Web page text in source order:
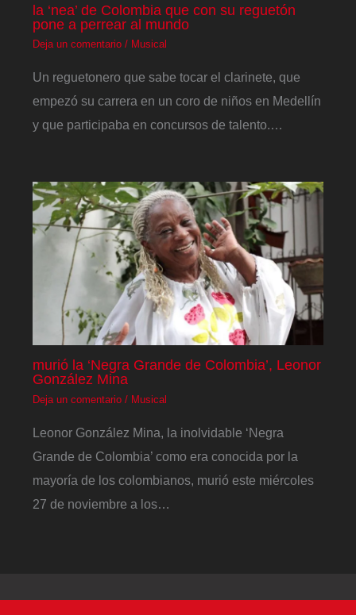
la ‘nea’ de Colombia que con su reguetón
pone a perrear al mundo
Deja un comentario / Musical
Un reguetonero que sabe tocar el clarinete, que
empezó su carrera en un coro de niños en Medellín
y que participaba en concursos de talento.…
murió la ‘Negra Grande de Colombia’, Leonor
González Mina
Deja un comentario / Musical
Leonor González Mina, la inolvidable ‘Negra
Grande de Colombia’ como era conocida por la
mayoría de los colombianos, murió este miércoles
27 de noviembre a los…